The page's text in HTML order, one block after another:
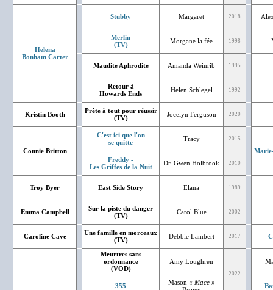
Helena
Bonham Carter
Stubby Margaret 2018
Merlin
(TV)
Morgane la fée 1998
Maudite Aphrodite Amanda Weinrib 1995
Retour à
Howards Ends
Helen Schlegel 1992
Kristin Booth
Prête à tout pour réussir
(TV)
Jocelyn Ferguson 2020
Connie Britton
C'est ici que l'on
se quitte
Tracy 2015
Freddy -
Les Griffes de la Nuit
Dr. Gwen Holbrook 2010
Troy Byer East Side Story Elana 1989
Emma Campbell
Sur la piste du danger
(TV)
Carol Blue 2002
Caroline Cave
Une famille en morceaux
(TV)
Debbie Lambert 2017
Meurtres sans
ordonnance
(VOD)
Amy Loughren
2022
355 Mason « Mace »